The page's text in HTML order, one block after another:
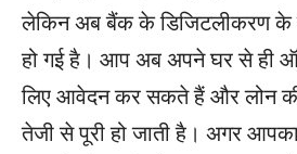
लेकिन अब बैंक के डिजिटलीकरण के
हो गई है। आप अब अपने घर से ही
लिए आवेदन कर सकते हैं और लोन की
तेजी से पूरी हो जाती है। अगर